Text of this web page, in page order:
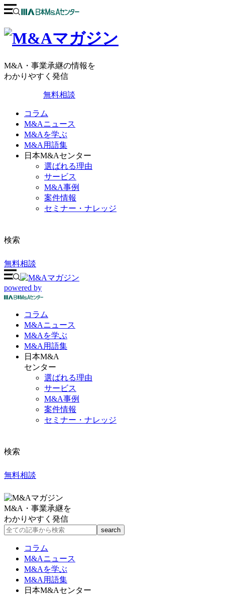
M&A・事業承継の情報を
わかりやすく発信
無料相談
コラム
M&Aニュース
M&Aを学ぶ
M&A用語集
日本M&Aセンター
選ばれる理由
サービス
M&A事例
案件情報
セミナー・ナレッジ
検索
無料相談
powered by
コラム
M&Aニュース
M&Aを学ぶ
M&A 用語集
日本M&A
センター
選ばれる理由
サービス
M&A事例
案件情報
セミナー・ナレッジ
検索
無料相談
M&A・事業承継を
わかりやすく発信
コラム
M&Aニュース
M&Aを学ぶ
M&A用語集
日本M&Aセンター